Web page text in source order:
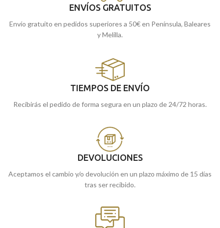
ENVÍOS GRATUITOS
Envío gratuito en pedidos superiores a 50€ en Península, Baleares
y Melilla.
TIEMPOS DE ENVÍO
Recibirás el pedido de forma segura en un plazo de 24/72 horas.
DEVOLUCIONES
Aceptamos el cambio y/o devolución en un plazo máximo de 15 días
tras ser recibido.